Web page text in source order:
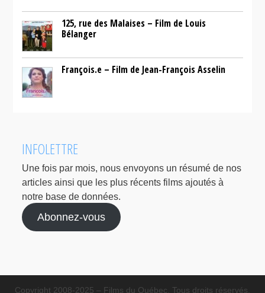
125, rue des Malaises – Film de Louis
Bélanger
François.e – Film de Jean-François Asselin
INFOLETTRE
Une fois par mois, nous envoyons un résumé de nos
articles ainsi que les plus récents films ajoutés à
notre base de données.
Abonnez-vous
Copyright 2008-2025 – Films du Québec. Tous droits réservés.